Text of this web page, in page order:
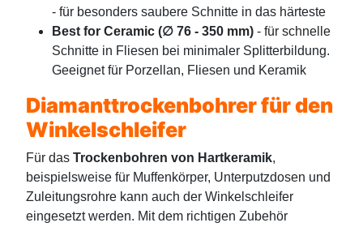
- für besonders saubere Schnitte in das härteste
Best for Ceramic (∅ 76 - 350 mm) - für schnelle
Schnitte in Fliesen bei minimaler Splitterbildung.
Geeignet für Porzellan, Fliesen und Keramik
Diamanttrockenbohrer für den
Winkelschleifer
Für das Trockenbohren von Hartkeramik,
beispielsweise für Muffenkörper, Unterputzdosen und
Zuleitungsrohre kann auch der Winkelschleifer
eingesetzt werden. Mit dem richtigen Zubehör